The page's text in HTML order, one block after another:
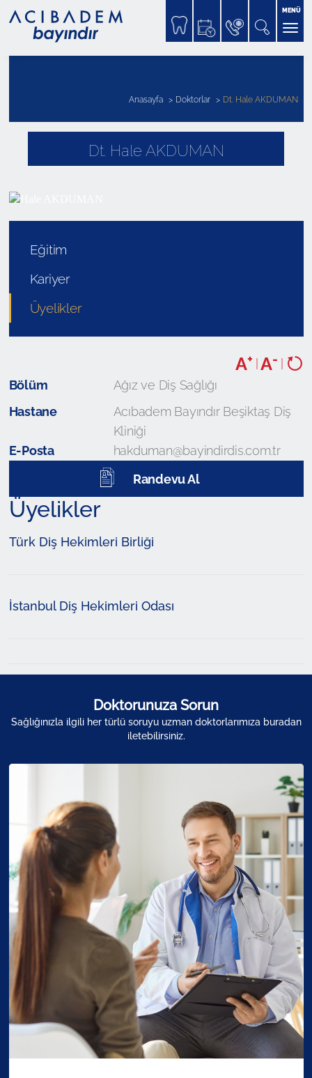
MENÜ
Dt. Hale AKDUMAN
Anasayfa Doktorlar Dt. Hale AKDUMAN
Eğitim
Kariyer
Üyelikler
A+ A-
Bölüm
Ağız ve Diş Sağlığı
Hastane
Acıbadem Bayındır Beşiktaş Diş
Kliniği
E-Posta
hakduman@bayindirdis.com.tr
Randevu Al
Üyelikler
Türk Diş Hekimleri Birliği
İstanbul Diş Hekimleri Odası
Doktorunuza Sorun
Sağlığınızla ilgili her türlü soruyu uzman doktorlarımıza buradan
iletebilirsiniz.